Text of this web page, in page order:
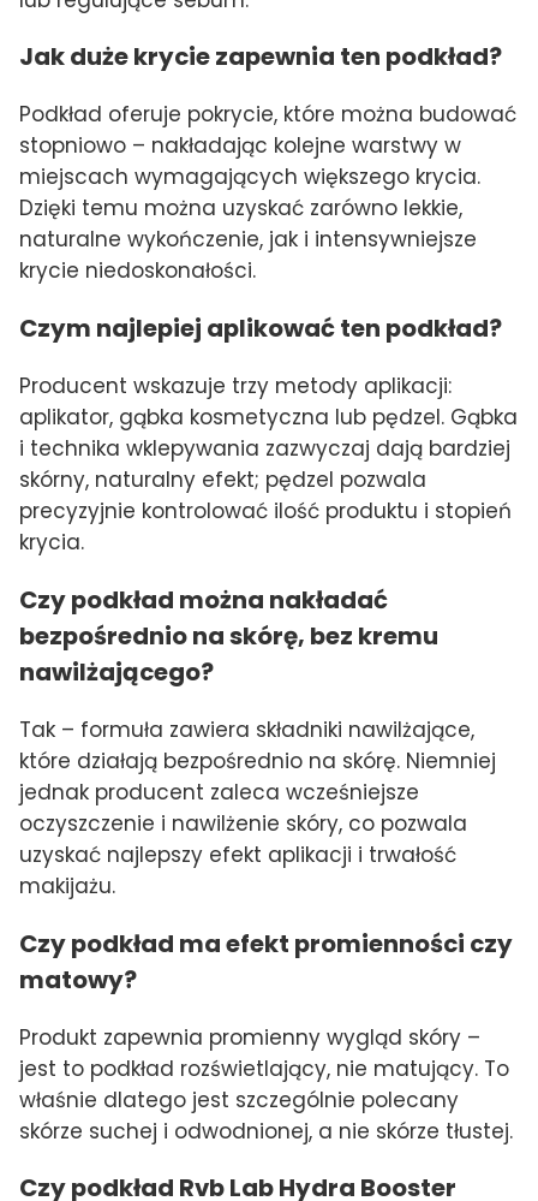
Jak duże krycie zapewnia ten podkład?
Podkład oferuje pokrycie, które można budować
stopniowo – nakładając kolejne warstwy w
miejscach wymagających większego krycia.
Dzięki temu można uzyskać zarówno lekkie,
naturalne wykończenie, jak i intensywniejsze
krycie niedoskonałości.
Czym najlepiej aplikować ten podkład?
Producent wskazuje trzy metody aplikacji:
aplikator, gąbka kosmetyczna lub pędzel. Gąbka
i technika wklepywania zazwyczaj dają bardziej
skórny, naturalny efekt; pędzel pozwala
precyzyjnie kontrolować ilość produktu i stopień
krycia.
Czy podkład można nakładać
bezpośrednio na skórę, bez kremu
nawilżającego?
Tak – formuła zawiera składniki nawilżające,
które działają bezpośrednio na skórę. Niemniej
jednak producent zaleca wcześniejsze
oczyszczenie i nawilżenie skóry, co pozwala
uzyskać najlepszy efekt aplikacji i trwałość
makijażu.
Czy podkład ma efekt promienności czy
matowy?
Produkt zapewnia promienny wygląd skóry –
jest to podkład rozświetlający, nie matujący. To
właśnie dlatego jest szczególnie polecany
skórze suchej i odwodnionej, a nie skórze tłustej.
Czy podkład Rvb Lab Hydra Booster